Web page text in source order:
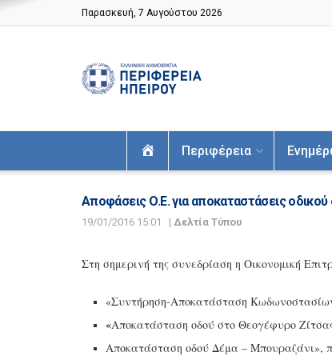
Παρασκευή, 7 Αυγούστου 2026
ΑρχικήΠεριφέρεια
Αποφάσεις Ο.Ε. για αποκαταστάσεις
19/01/2016 15:01 | Δελτία Τύπου
Στη σημερινή της συνεδρίαση η Οικονομική
«Συντήρηση-Αποκατάσταση
«Αποκατάσταση οδού στο Θεογέφυρο
Αποκατάσταση οδού Δέμα – Μπουραζάνι»,